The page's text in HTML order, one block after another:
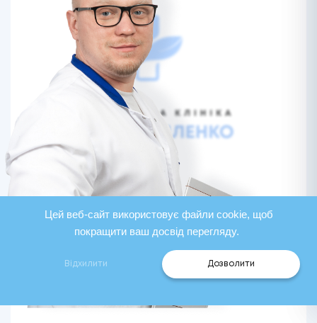
Цей веб-сайт використовує файли cookie, щоб
покращити ваш досвід перегляду.
Відхилити Дозволити
Василенко Олег
Психотерапевт, засновник клініки